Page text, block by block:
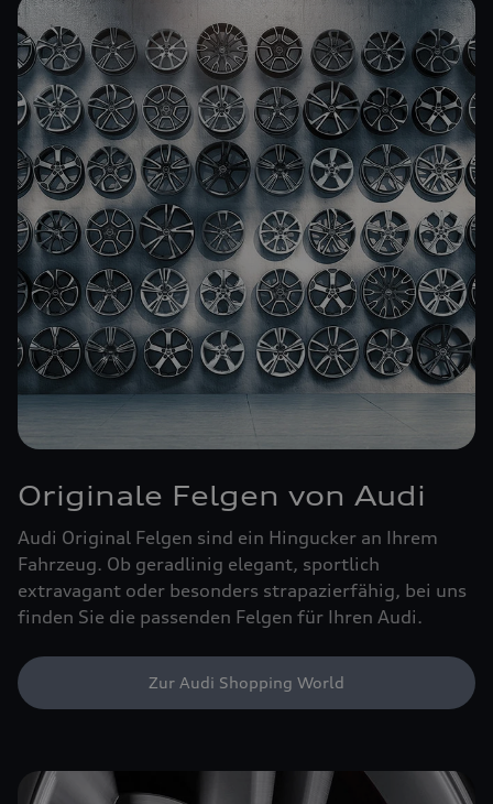
Originale Felgen von Audi
Audi Original Felgen sind ein Hingucker an Ihrem
Fahrzeug. Ob geradlinig elegant, sportlich
extravagant oder besonders strapazierfähig, bei uns
finden Sie die passenden Felgen für Ihren Audi.
Zur Audi Shopping World